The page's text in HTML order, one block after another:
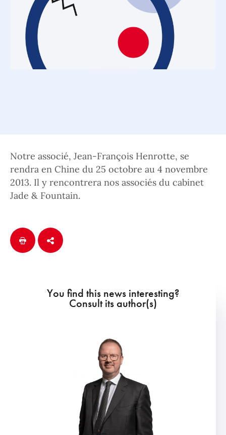
Notre associé, Jean-François Henrotte, se
rendra en Chine du 25 octobre au 4 novembre
2013. Il y rencontrera nos associés du cabinet
Jade & Fountain.
You find this news interesting?
Consult its author(s)